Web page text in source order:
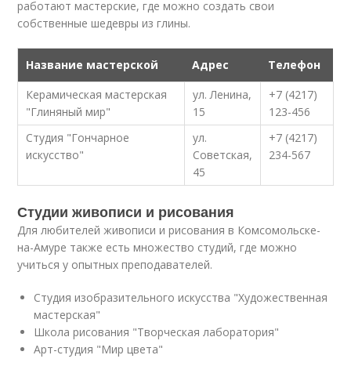
работают мастерские, где можно создать свои
собственные шедевры из глины.
Название мастерской Адрес
Телефон
Керамическая мастерская
"Глиняный мир"
ул. Ленина,
15
+7 (4217)
123-456
Студия "Гончарное
искусство"
ул.
Советская,
45
+7 (4217)
234-567
Студии живописи и рисования
Для любителей живописи и рисования в Комсомольске-
на-Амуре также есть множество студий, где можно
учиться у опытных преподавателей.
Студия изобразительного искусства "Художественная
мастерская"
Школа рисования "Творческая лаборатория"
Арт-студия "Мир цвета"